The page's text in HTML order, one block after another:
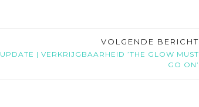
VOLGENDE BERICHT
UPDATE | VERKRIJGBAARHEID ’THE GLOW MUST
GO ON’